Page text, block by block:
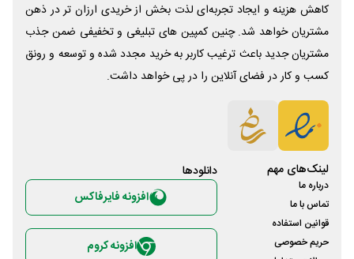
کاهش هزینه و ایجاد تجربه‌ای لذت بخش از خریدی ارزان تر در ذهن
مشتریان خواهد شد. چنین کمپین های تبلیغی و تخفیفی ضمن جذب
مشتریان جدید باعث ترغیب کاربر به خرید مجدد شده و توسعه و رونق
کسب و کار در فضای آنلاین را در پی خواهد داشت.
لینک‌های مهم
درباره ما
تماس با ما
قوانین استفاده
حریم خصوصی
دانلود‌ها
افزونه فایرفاکس
افزونه کروم